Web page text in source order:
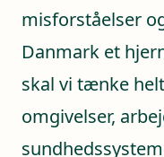
misforståelser
Danmark et
skal vi tænke
omgivelser,